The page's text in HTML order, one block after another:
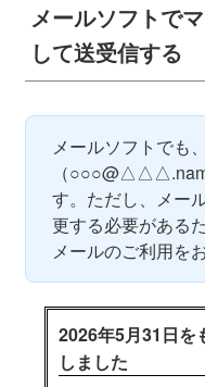
ッ
キ
プ
ワ
）
メールソフトで
して送受信する
メールソフトでも
（
す。ただし、メー
更する必要がある
メールのご利用を
2026年5月31日を
しました